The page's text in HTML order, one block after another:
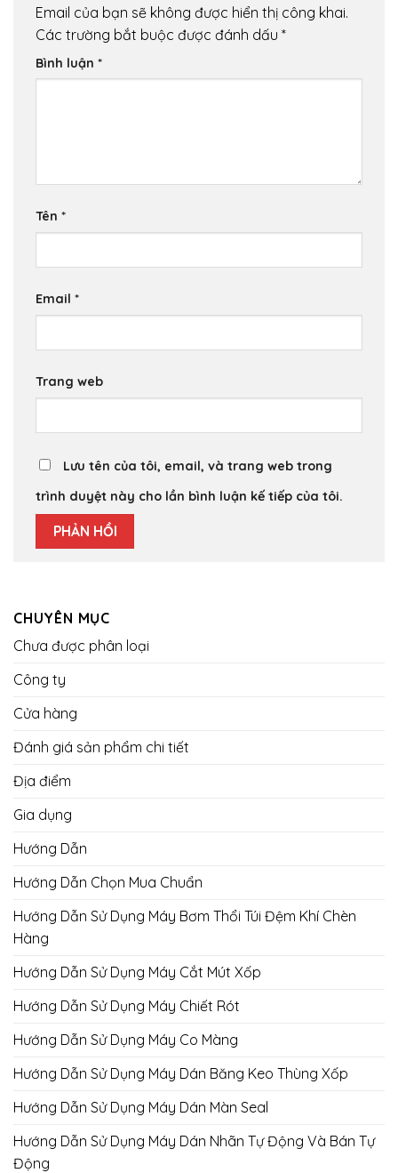
Email của bạn sẽ không được hiển thị công khai.
Các trường bắt buộc được đánh dấu *
Bình luận *
Tên *
Email *
Trang web
Lưu tên của tôi, email, và trang web trong
trình duyệt này cho lần bình luận kế tiếp của tôi.
CHUYÊN MỤC
Chưa được phân loại
Công ty
Cửa hàng
Đánh giá sản phẩm chi tiết
Địa điểm
Gia dụng
Hướng Dẫn
Hướng Dẫn Chọn Mua Chuẩn
Hướng Dẫn Sử Dụng Máy Bơm Thổi Túi Đệm Khí Chèn
Hàng
Hướng Dẫn Sử Dụng Máy Cắt Mút Xốp
Hướng Dẫn Sử Dụng Máy Chiết Rót
Hướng Dẫn Sử Dụng Máy Co Màng
Hướng Dẫn Sử Dụng Máy Dán Băng Keo Thùng Xốp
Hướng Dẫn Sử Dụng Máy Dán Màn Seal
Hướng Dẫn Sử Dụng Máy Dán Nhãn Tự Động Và Bán Tự
Động